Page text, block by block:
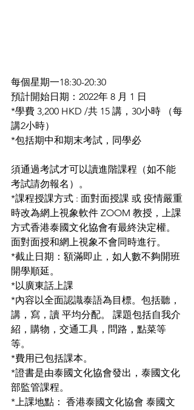
每個星期一18:30-20:30
預計開始日期：2022年 8 月 1 日
*學費 3,200 HKD /共 15 講，30小時 （每
講2小時）
*包括期中和期末考試，同學必
須通過考試才可以讀進階課程（如不能
考試請勿報名）。
*課程授課方式 : 面對面授課 或 疫情嚴重
時改為網上視象軟件 ZOOM 教授，上課
方式香港泰國文化協會有最終決定權。
面對面授和網上視象不會同時進行。
*截止日期：額滿即止，如人數不夠開班
開學順延。
*以廣東話上課
*內容以全面認識泰語為目標。包括聽，
講，寫，讀 平均分配。 課題包括自我介
紹，購物，交通工具，問路，點菜等
等。
*費用已包括課本。
*證書是由泰國文化協會發出，泰國文化
部監管課程。
*上課地點： 香港泰國文化協會 泰國文